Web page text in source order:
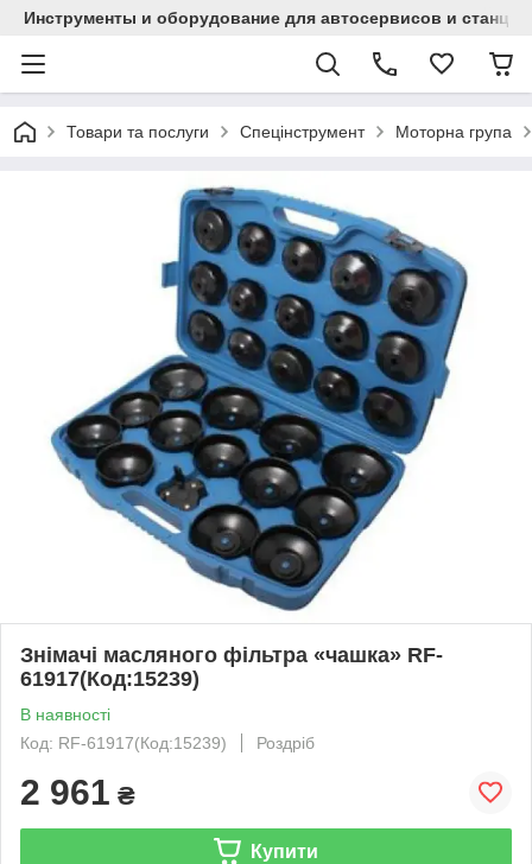
Инструменты и оборудование для автосервисов и
Товари та послуги Спецінструмент Моторна група
Знімачі масляного фільтра «чашка» RF-
61917(Код:15239)
В наявності
Код: RF-61917(Код:15239)
Роздріб
2 961 ₴
Купити